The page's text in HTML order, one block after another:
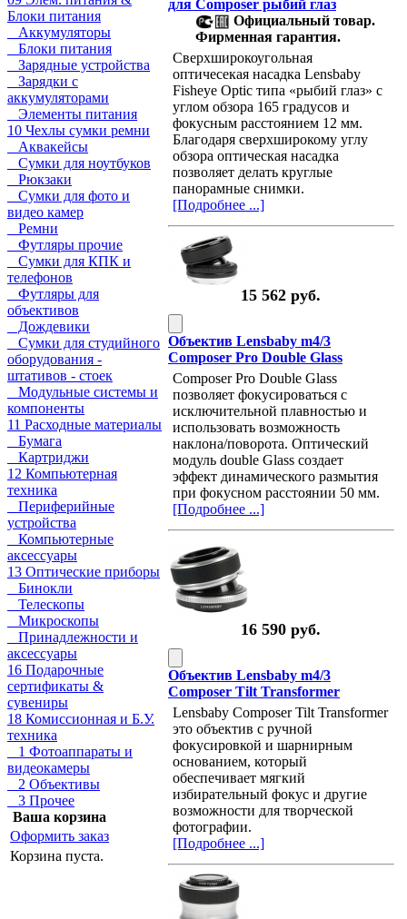
Блоки питания
Аккумуляторы
Блоки питания
Зарядные устройства
Зарядки с
аккумуляторами
Элементы питания
10 Чехлы сумки ремни
Аквакейсы
Сумки для ноутбуков
Рюкзаки
Сумки для фото и
видео камер
Ремни
Футляры прочие
Сумки для КПК и
телефонов
Футляры для
объективов
Дождевики
Сумки для студийного
оборудования -
штативов - стоек
Модульные системы и
компоненты
11 Расходные материалы
Бумага
Картриджи
12 Компьютерная
техника
Периферийные
устройства
Компьютерные
аксессуары
13 Оптические приборы
Бинокли
Телескопы
Микроскопы
Принадлежности и
аксессуары
16 Подарочные
сертификаты &
сувениры
18 Комиссионная и Б.У.
техника
1 Фотоаппараты и
видеокамеры
2 Объективы
3 Прочее
Ваша корзина
Оформить заказ
Корзина пуста.
для Composer рыбий глаз
Официальный товар.
Фирменная гарантия.
Сверхширокоугольная
оптичесекая насадка Lensbaby
Fisheye Optic типа «рыбий глаз» с
углом обзора 165 градусов и
фокусным расстоянием 12 мм.
Благодаря сверхширокому углу
обзора оптическая насадка
позволяет делать круглые
панорамные снимки.
[Подробнее ...]
15 562 руб.
Объектив Lensbaby m4/3
Composer Pro Double Glass
Composer Pro Double Glass
позволяет фокусироваться с
исключительной плавностью и
использовать возможность
наклона/поворота. Оптический
модуль double Glass создает
эффект динамического размытия
при фокусном расстоянии 50 мм.
[Подробнее ...]
16 590 руб.
Объектив Lensbaby m4/3
Composer Tilt Transformer
Lensbaby Composer Tilt Transformer
это объектив с ручной
фокусировкой и шарнирным
основанием, который
обеспечивает мягкий
избирательный фокус и другие
возможности для творческой
фотографии.
[Подробнее ...]